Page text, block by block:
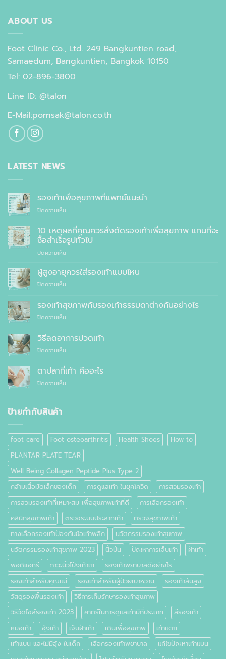
ABOUT US
Foot Clinic Co., Ltd. 249 Bangkuntien road,
Samaedum, Bangkuntien, Bangkok 10150
Tel: 02-896-3800
Line ID: @talon
E-Mail:pornsak@talon.co.th
LATEST NEWS
รองเท้าเพื่อสุขภาพที่แพทย์แนะนำ
ปิดความเห็นบน
เพื่อ
สุขภาพ
ที่
แพทย์
10 เหตุผลที่คุณควรสั่งตัดรองเท้าเพื่อสุขภาพ แทนที่จะ
ซื้อสำเร็จรูปทั่วไป
ปิดความเห็นบน
เหตุผล
คุณ
สั่ง
ตัด
รองเท้า
สุขภาพ
สำเร็จรูป
ทั่วไป
ผู้สูงอายุควรใส่รองเท้าแบบไหน
ปิดความเห็นบน
สูง
อายุ
ควร
รองเท้า
ไหน
รองเท้าสุขภาพกับรองเท้าธรรมดาต่างกันอย่างไร
ปิดความเห็นบน
สุขภาพ
กับ
รองเท้า
ต่าง
อย่างไร
วิธีลดอาการปวดเท้า
ปิดความเห็นบน
ลด
อาการ
ปวด
ตาปลาที่เท้า คืออะไร
ปิดความเห็นบน
ป้ายกำกับสินค้า
foot care Foot osteoarthritis Health Shoes
How to
PLANTAR PLATE TEAR
Well Being Collagen Peptide Plus Type 2
กล้ามเนื้อมัดเล็กของเด็ก
การดูแลเท้า ในยุคโควิด
การสวมรองเท้า
การสวมรองเท้าที่เหมาะสม เพื่อสุขภาพเท้าที่ดี
การเลือกรองเท้า
คลินิกสุขภาพเท้า
ตรวจระบบประสาทเท้า
ตรวจสุขภาพเท้า
ทางเลือกรองเท้าป้องกันข้อเท้าพลิก
นวัตกรรมรองเท้าสุขภาพ
นวัตกรรมรองเท้าสุขภาพ 2023
นิ้วปีน ปัญหาการเจ็บเท้า
ฝ่าเท้า
พอดิแอทรี
ภาวะนิ้วโป้งเท้าเก
รองเท้าพยาบาลดีอย่างไร
รองเท้าสำหรับคุณแม่
รองเท้าสำหรับผู้ป่วยเบาหวาน
รองเท้าส้นสูง
วัสดุรองพื้นรองเท้า
วิธีการเก็บรักษารองเท้าสุขภาพ
วิธีวัดไซส์รองเท้า 2023
ศาตร์ในการดูแลเท้ามีกี่ประเภท
สีรองเท้า
หมอเท้า
อุ้งเท้า เจ็บฝ่าเท้า เดินเพื่อสุขภาพ
เท้าแตก
เท้าแบน และไม่มีอุ้ง ในเด็ก
เลือกรองเท้าพยาบาล
แก้ไขปัญหาเท้าแบน